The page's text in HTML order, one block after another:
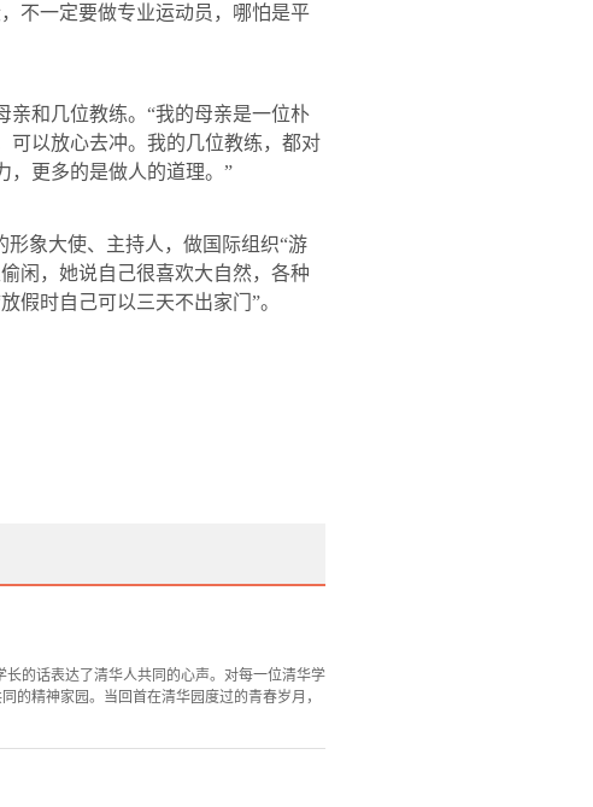
不一定要做专业运动员，哪怕是平
亲和几位教练。“我的母亲是一位朴
可以放心去冲。我的几位教练，都对
，更多的是做人的道理。”
象大使、主持人，做国际组织“游
闲，她说自己很喜欢大自然，各种
假时自己可以三天不出家门”。
的话表达了清华人共同的心声。对每一位清华学
的精神家园。当回首在清华园度过的青春岁月，